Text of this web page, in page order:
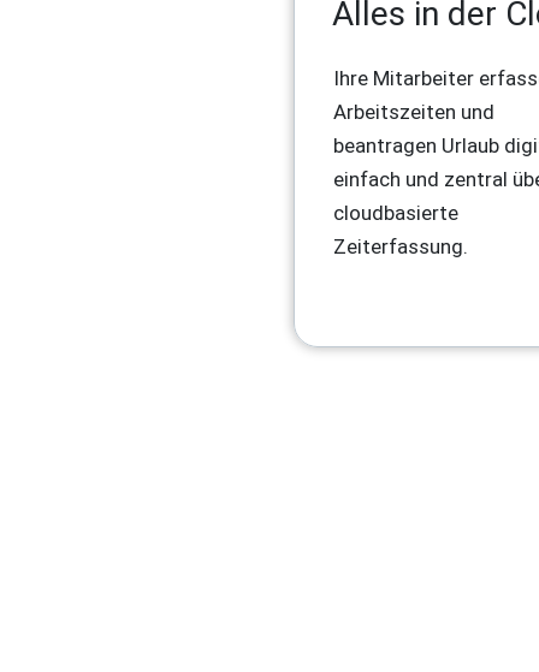
Alles in der
Ihre Mitarbeiter
Arbeitszeiten und
beantragen Urlaub
einfach und zentral
cloudbasierte
Zeiterfassung.